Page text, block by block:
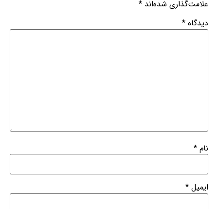
علامت‌گذاری شده‌اند *
دیدگاه *
نام *
ایمیل *